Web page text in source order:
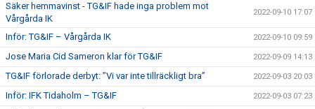
Säker hemmavinst - TG&IF hade inga problem mot
Vårgårda IK
2022-09-10 17:07
Inför: TG&IF – Vårgårda IK 2022-09-10 09:59
Jose Maria Cid Sameron klar för TG&IF 2022-09-09 14:13
TG&IF förlorade derbyt: ”Vi var inte tillräckligt bra” 2022-09-03 20:03
Inför: IFK Tidaholm – TG&IF 2022-09-03 07:23